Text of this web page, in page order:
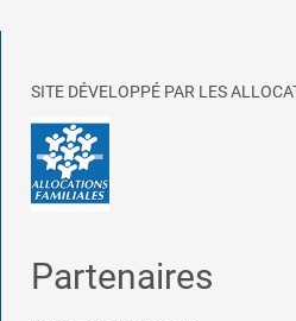
SITE DÉVELOPPÉ PAR LES
Partenaires